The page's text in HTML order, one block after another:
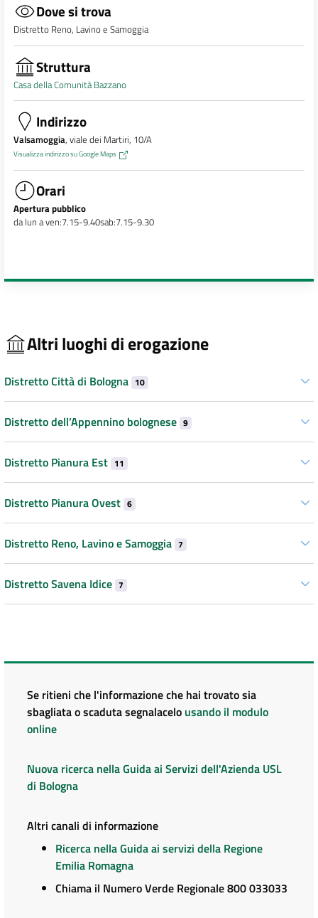
Dove si trova
Distretto Reno, Lavino e Samoggia
Struttura
Casa della Comunità Bazzano
Indirizzo
Valsamoggia, viale dei Martiri, 10/A
Visualizza indirizzo su Google Maps
Orari
Apertura pubblico
da lun a ven:7.15-9.40sab:7.15-9.30
Altri luoghi di erogazione
Distretto Città di Bologna 10
Distretto dell’Appennino bolognese 9
Distretto Pianura Est 11
Distretto Pianura Ovest 6
Distretto Reno, Lavino e Samoggia 7
Distretto Savena Idice 7
Se ritieni che l'informazione che hai trovato sia
sbagliata o scaduta segnalacelo usando il modulo
online
Nuova ricerca nella Guida ai Servizi dell'Azienda USL
di Bologna
Altri canali di informazione
Ricerca nella Guida ai servizi della Regione
Emilia Romagna
Chiama il Numero Verde Regionale 800 033033